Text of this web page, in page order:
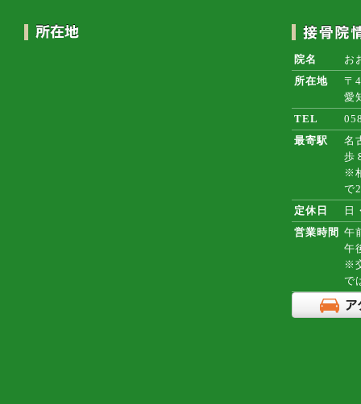
院名
お
所在地
〒
愛
TEL
最寄駅
名
歩
※
で
定休日
日
営業時間 午
午
※
で